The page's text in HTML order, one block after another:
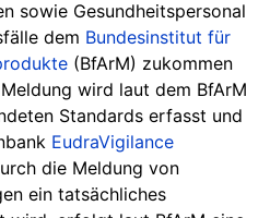
sowie Gesundheitspersonal
dem Bundesinstitut für
(BfArM) zukommen
wird laut dem BfArM
Standards erfasst und
EudraVigilance
die Meldung von
ein tatsächliches